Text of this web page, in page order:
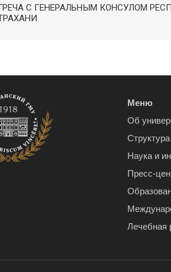
С ГЕНЕРАЛЬНЫМ КОНСУЛОМ
Меню
Об
Структура
Наука и
Пресс-
Лечебная